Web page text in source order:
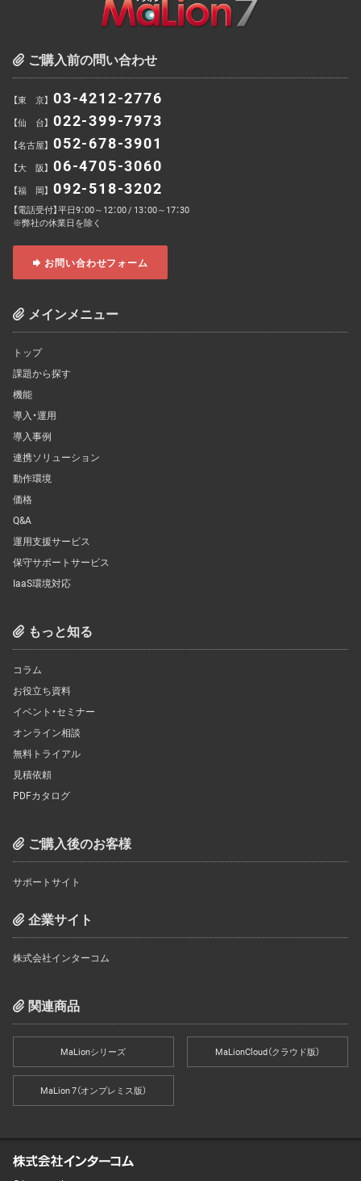
ご購入前の問い合わせ
【東 京】 03-4212-2776
【仙 台】 022-399-7973
【名古屋】 052-678-3901
【大 阪】 06-4705-3060
【福 岡】 092-518-3202
【電話受付】平日9：00～12：00 / 13：00～17：30
※弊社の休業日を除く
お問い合わせフォーム
メインメニュー
トップ
課題から探す
機能
導入・運用
導入事例
連携ソリューション
動作環境
価格
Q&A
運用支援サービス
保守サポートサービス
IaaS環境対応
もっと知る
コラム
お役立ち資料
イベント・セミナー
オンライン相談
無料トライアル
見積依頼
PDFカタログ
ご購入後のお客様
サポートサイト
企業サイト
株式会社インターコム
関連商品
MaLionシリーズ MaLionCloud（クラウド版）
MaLion 7（オンプレミス版）